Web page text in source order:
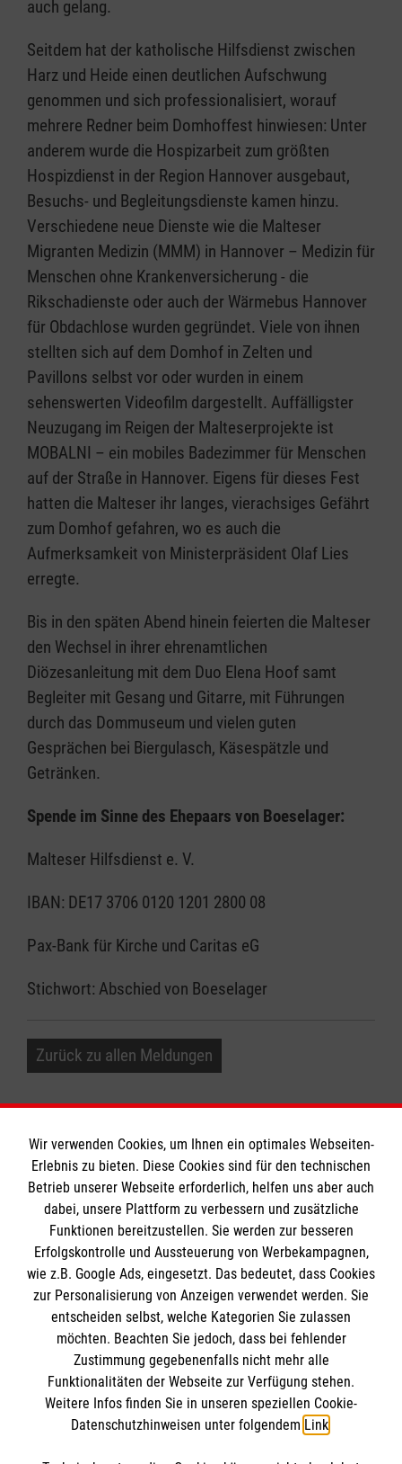
auch gelang.
Seitdem hat der katholische Hilfsdienst zwischen
Harz und Heide einen deutlichen Aufschwung
genommen und sich professionalisiert, worauf
mehrere Redner beim Domhoffest hinwiesen: Unter
anderem wurde die Hospizarbeit zum größten
Hospizdienst in der Region Hannover ausgebaut,
Besuchs- und Begleitungsdienste kamen hinzu.
Verschiedene neue Dienste wie die Malteser
Migranten Medizin (MMM) in Hannover – Medizin für
Menschen ohne Krankenversicherung - die
Rikschadienste oder auch der Wärmebus Hannover
für Obdachlose wurden gegründet. Viele von ihnen
stellten sich auf dem Domhof in Zelten und
Pavillons selbst vor oder wurden in einem
sehenswerten Videofilm dargestellt. Auffälligster
Neuzugang im Reigen der Malteserprojekte ist
MOBALNI – ein mobiles Badezimmer für Menschen
auf der Straße in Hannover. Eigens für dieses Fest
hatten die Malteser ihr langes, vierachsiges Gefährt
zum Domhof gefahren, wo es auch die
Aufmerksamkeit von Ministerpräsident Olaf Lies
erregte.
Bis in den späten Abend hinein feierten die Malteser
den Wechsel in ihrer ehrenamtlichen
Diözesanleitung mit dem Duo Elena Hoof samt
Begleiter mit Gesang und Gitarre, mit Führungen
durch das Dommuseum und vielen guten
Gesprächen bei Biergulasch, Käsespätzle und
Getränken.
Spende im Sinne des Ehepaars von Boeselager:
Malteser Hilfsdienst e. V.
IBAN: DE17 3706 0120 1201 2800 08
Pax-Bank für Kirche und Caritas eG
Stichwort: Abschied von Boeselager
Zurück zu allen Meldungen
Informationen
Impressum
Datenschutz
Barrierefreiheit
Kontakt
Die Malteser
Malteserorden
Malteser Jugend
Malteser International
So finden Sie uns
Wir verwenden Cookies, um Ihnen ein optimales Webseiten-
Erlebnis zu bieten. Diese Cookies sind für den technischen
Betrieb unserer Webseite erforderlich, helfen uns aber auch
dabei, unsere Plattform zu verbessern und zusätzliche
Funktionen bereitzustellen. Sie werden zur besseren
Erfolgskontrolle und Aussteuerung von Werbekampagnen,
wie z.B. Google Ads, eingesetzt. Das bedeutet, dass Cookies
zur Personalisierung von Anzeigen verwendet werden. Sie
entscheiden selbst, welche Kategorien Sie zulassen
möchten. Beachten Sie jedoch, dass bei fehlender
Zustimmung gegebenenfalls nicht mehr alle
Funktionalitäten der Webseite zur Verfügung stehen.
Weitere Infos finden Sie in unseren speziellen Cookie-
Datenschutzhinweisen unter folgendem Link.